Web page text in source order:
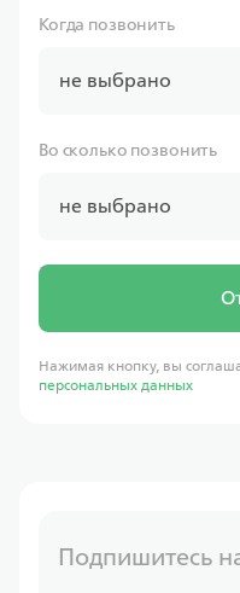
Когда позвонить
не выбрано
Во сколько позвонить
не выбрано
Нажимая кнопку, вы
персональных данных
Подпишитесь